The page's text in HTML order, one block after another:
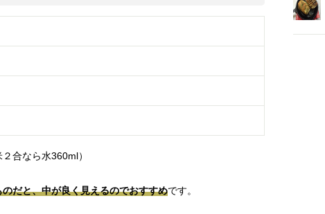
合なら水360ml）
だと、中が良く見えるのでおすすめです。
5
位